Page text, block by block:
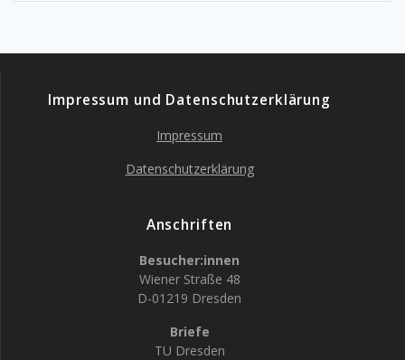
Impressum und Datenschutzerklärung
Impressum
Datenschutzerklärung
Anschriften
Besucher:innen
Wiener Straße 48
D-01219 Dresden
Briefe
TU Dresden